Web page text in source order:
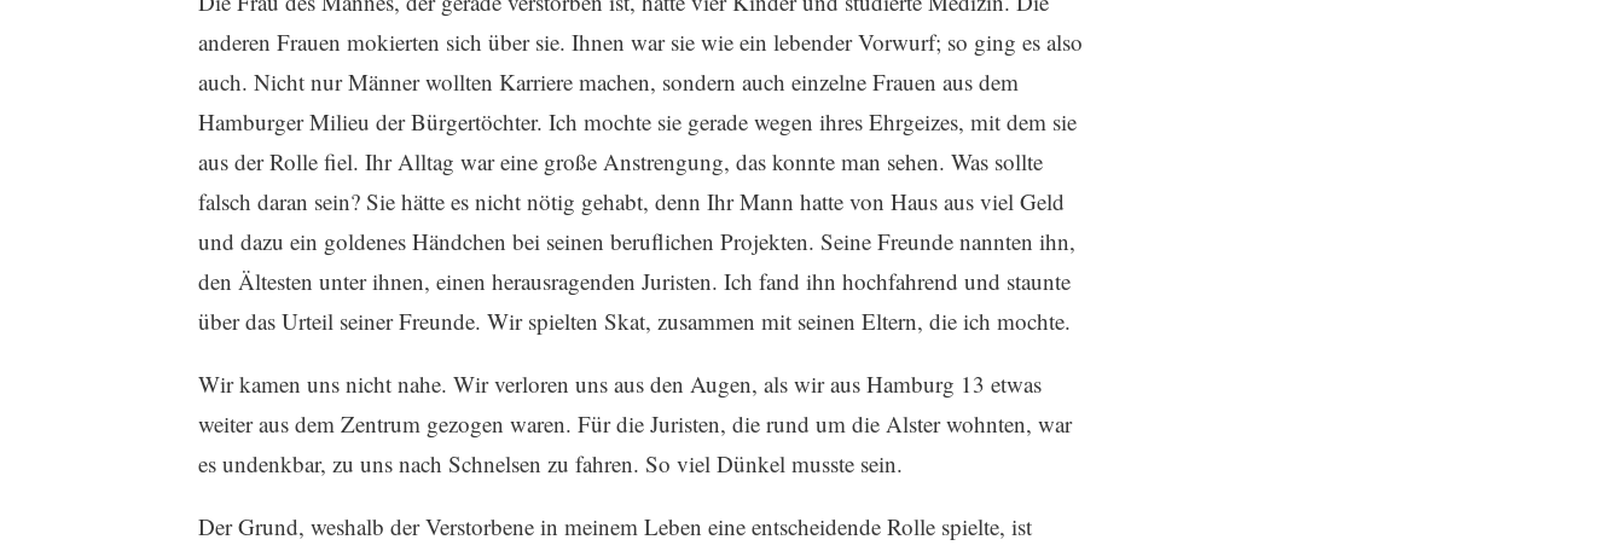
anderen Frauen mokierten sich über sie. Ihnen war sie wie ein lebender Vorwurf; so ging es also
auch. Nicht nur Männer wollten Karriere machen, sondern auch einzelne Frauen aus dem
Hamburger Milieu der Bürgertöchter. Ich mochte sie gerade wegen ihres Ehrgeizes, mit dem sie
aus der Rolle fiel. Ihr Alltag war eine große Anstrengung, das konnte man sehen. Was sollte
falsch daran sein? Sie hätte es nicht nötig gehabt, denn Ihr Mann hatte von Haus aus viel Geld
und dazu ein goldenes Händchen bei seinen beruflichen Projekten. Seine Freunde nannten ihn,
den Ältesten unter ihnen, einen herausragenden Juristen. Ich fand ihn hochfahrend und staunte
über das Urteil seiner Freunde. Wir spielten Skat, zusammen mit seinen Eltern, die ich mochte.
Wir kamen uns nicht nahe. Wir verloren uns aus den Augen, als wir aus Hamburg 13 etwas
weiter aus dem Zentrum gezogen waren. Für die Juristen, die rund um die Alster wohnten, war
es undenkbar, zu uns nach Schnelsen zu fahren. So viel Dünkel musste sein.
Der Grund, weshalb der Verstorbene in meinem Leben eine entscheidende Rolle spielte, ist